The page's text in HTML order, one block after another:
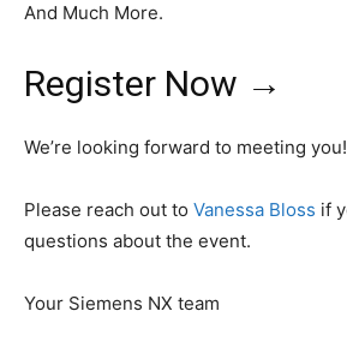
And Much More.
Register Now →
We’re looking forward to meeting you!
Please reach out to Vanessa Bloss if
questions about the event.
Your Siemens NX team